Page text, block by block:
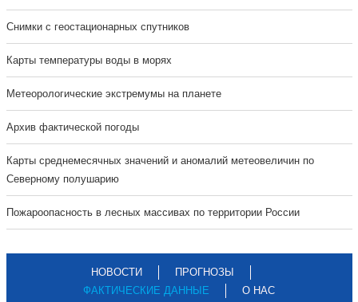
Cнимки с геостационарных спутников
Карты температуры воды в морях
Метеорологические экстремумы на планете
Архив фактической погоды
Карты среднемесячных значений и аномалий метеовеличин по
Северному полушарию
Пожароопасность в лесных массивах по территории России
НОВОСТИ
ПРОГНОЗЫ
ФАКТИЧЕСКИЕ ДАННЫЕ
О НАС